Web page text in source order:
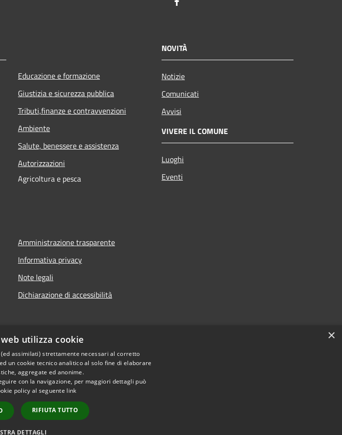
Educazione e formazione
Giustizia e sicurezza pubblica
Tributi,finanze e contravvenzioni
Ambiente
Salute, benessere e assistenza
Autorizzazioni
Agricoltura e pesca
NOVITÀ
Notizie
Comunicati
Avvisi
VIVERE IL COMUNE
Luoghi
Eventi
Amministrazione trasparente
Informativa privacy
Note legali
Dichiarazione di accessibilità
Copyright © 2026 • Comune di Pellezzano • Powered by
×
utilizza cookie
assimilati) strettamente necessari al corretto
un cookie tecnico analitico al solo fine di elaborare
aggregate ed anonime.
con la navigazione, per maggiori dettagli può
policy al seguente link
RIFIUTA TUTTO
DETTAGLI